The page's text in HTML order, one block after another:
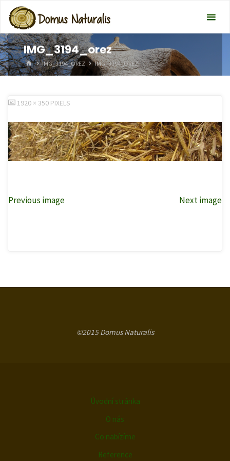
IMG_3194_orez
HOMEIMG_3194_OREZ IMG_3194_OREZ
FULL1920 × 350 PIXELS
Previous image Next image
©2015 Domus Naturalis
Úvodní stránka
O nás
Co nabízíme
Reference